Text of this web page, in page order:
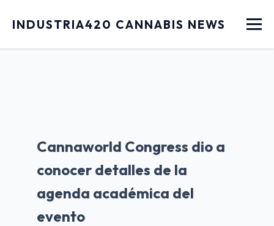
INDUSTRIA420 CANNABIS NEWS Menu
Cannaworld Congress dio a
conocer detalles de la
agenda académica del
evento